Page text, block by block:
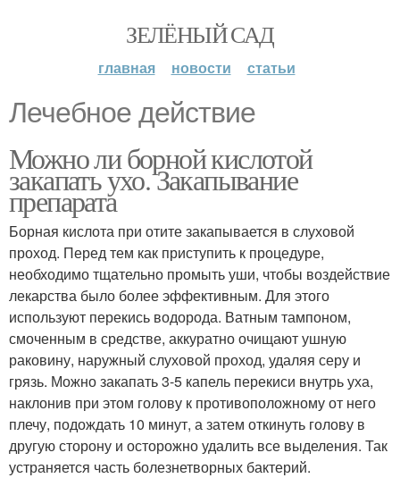
ЗЕЛЁНЫЙ САД
главная новости статьи
Лечебное действие
Можно ли борной кислотой
закапать ухо. Закапывание
препарата
Борная кислота при отите закапывается в слуховой
проход. Перед тем как приступить к процедуре,
необходимо тщательно промыть уши, чтобы воздействие
лекарства было более эффективным. Для этого
используют перекись водорода. Ватным тампоном,
смоченным в средстве, аккуратно очищают ушную
раковину, наружный слуховой проход, удаляя серу и
грязь. Можно закапать 3-5 капель перекиси внутрь уха,
наклонив при этом голову к противоположному от него
плечу, подождать 10 минут, а затем откинуть голову в
другую сторону и осторожно удалить все выделения. Так
устраняется часть болезнетворных бактерий.